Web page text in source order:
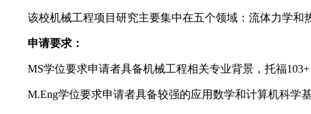
该校机械工程项目研究主要集中在五个领域：流体力学和
申请要求：
MS学位要求申请者具备机械工程相关专业背景，托福103+
M.Eng学位要求申请者具备较强的应用数学和计算机科学基